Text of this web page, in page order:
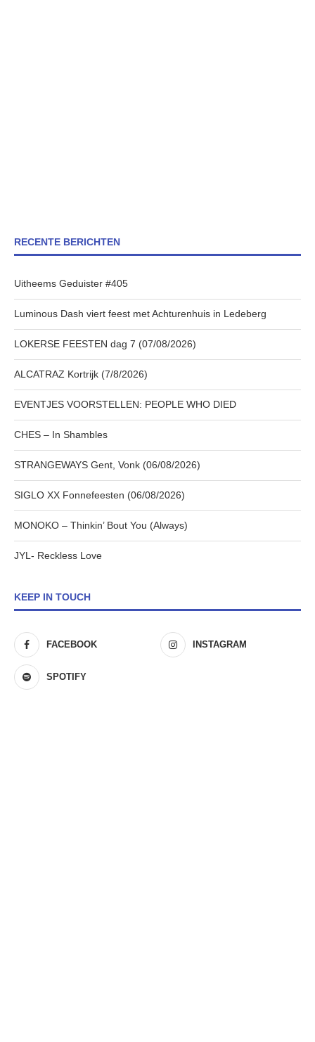
RECENTE BERICHTEN
Uitheems Geduister #405
Luminous Dash viert feest met Achturenhuis in Ledeberg
LOKERSE FEESTEN dag 7 (07/08/2026)
ALCATRAZ Kortrijk (7/8/2026)
EVENTJES VOORSTELLEN: PEOPLE WHO DIED
CHES – In Shambles
STRANGEWAYS Gent, Vonk (06/08/2026)
SIGLO XX Fonnefeesten (06/08/2026)
MONOKO – Thinkin’ Bout You (Always)
JYL- Reckless Love
KEEP IN TOUCH
FACEBOOK INSTAGRAM
SPOTIFY